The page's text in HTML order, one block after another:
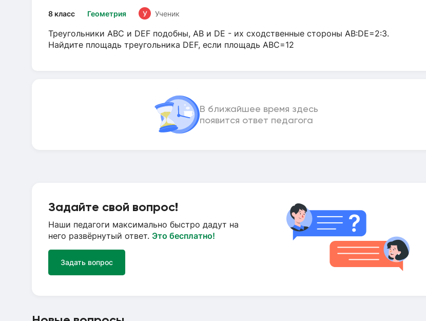
Геометрия
8 класс У Ученик
Треугольники ABC и DEF подобны, AB и DE - их сходственные стороны AB:DE=2:3.
Найдите площадь треугольника DEF, если площадь ABC=12
В ближайшее время здесь
появится ответ педагога
Задайте свой вопрос!
Наши педагоги максимально быстро дадут на
него развёрнутый ответ. Это бесплатно!
Задать вопрос